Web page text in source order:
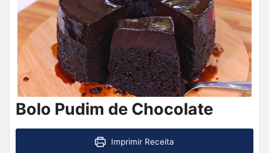
Bolo Pudim de Chocolate
Imprimir Receita